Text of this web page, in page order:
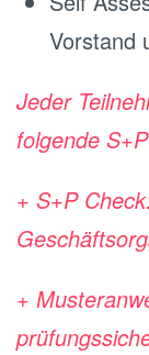
Vorstand
Jeder
folgende
+ S+P
+